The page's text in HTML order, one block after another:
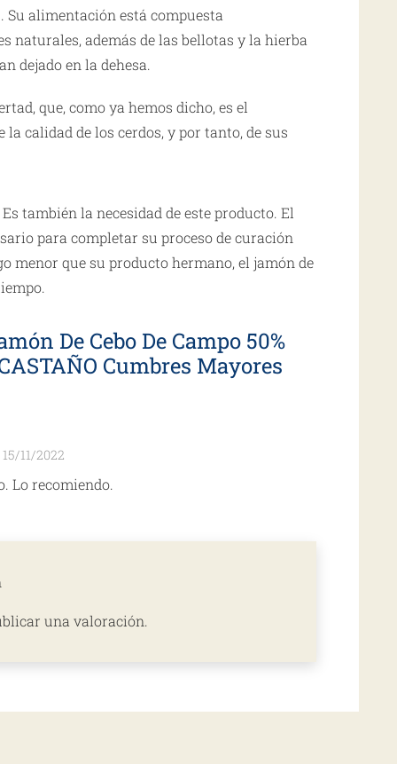
Su alimentación está compuesta
naturales, además de las bellotas y la hierba
dejado en la dehesa.
que, como ya hemos dicho, es el
calidad de los cerdos, y por tanto, de sus
también la necesidad de este producto. El
para completar su proceso de curación
menor que su producto hermano, el jamón de
De Cebo De Campo 50%
Cumbres Mayores
15/11/2022
Lo recomiendo.
una valoración.